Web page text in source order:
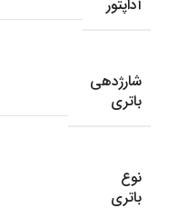
آداپتور
شارژدهی
باتری
نوع
باتری